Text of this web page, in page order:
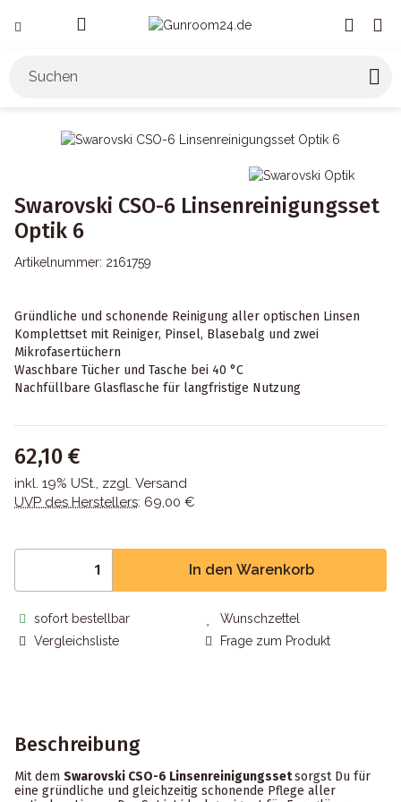
Swarovski CSO-6 Linsenreinigungsset
Optik 6
Artikelnummer: 2161759
Gründliche und schonende Reinigung aller optischen Linsen
Komplettset mit Reiniger, Pinsel, Blasebalg und zwei
Mikrofasertüchern
Waschbare Tücher und Tasche bei 40 °C
Nachfüllbare Glasflasche für langfristige Nutzung
62,10 €
inkl. 19% USt., zzgl. Versand
UVP des Herstellers: 69,00 €
In den Warenkorb
sofort bestellbar
Wunschzettel
Vergleichsliste
Frage zum Produkt
Beschreibung
Mit dem Swarovski CSO-6 Linsenreinigungssetsorgst Du für
eine gründliche und gleichzeitig schonende Pflege aller